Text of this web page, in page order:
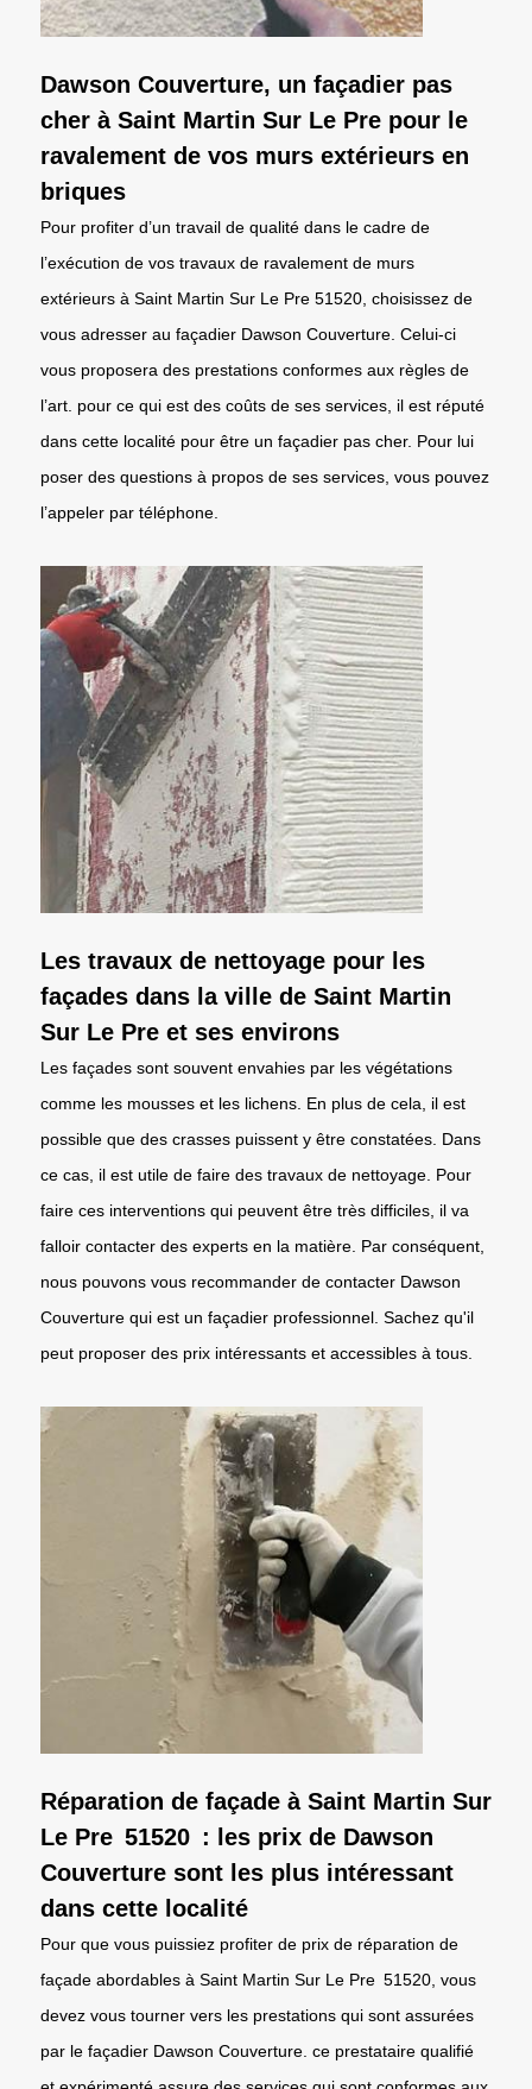
Dawson Couverture, un façadier pas
cher à Saint Martin Sur Le Pre pour le
ravalement de vos murs extérieurs en
briques
Pour profiter d’un travail de qualité dans le cadre de
l’exécution de vos travaux de ravalement de murs
extérieurs à Saint Martin Sur Le Pre 51520, choisissez de
vous adresser au façadier Dawson Couverture. Celui-ci
vous proposera des prestations conformes aux règles de
l’art. pour ce qui est des coûts de ses services, il est réputé
dans cette localité pour être un façadier pas cher. Pour lui
poser des questions à propos de ses services, vous pouvez
l’appeler par téléphone.
Les travaux de nettoyage pour les
façades dans la ville de Saint Martin
Sur Le Pre et ses environs
Les façades sont souvent envahies par les végétations
comme les mousses et les lichens. En plus de cela, il est
possible que des crasses puissent y être constatées. Dans
ce cas, il est utile de faire des travaux de nettoyage. Pour
faire ces interventions qui peuvent être très difficiles, il va
falloir contacter des experts en la matière. Par conséquent,
nous pouvons vous recommander de contacter Dawson
Couverture qui est un façadier professionnel. Sachez qu'il
peut proposer des prix intéressants et accessibles à tous.
Réparation de façade à Saint Martin Sur
Le Pre 51520 : les prix de Dawson
Couverture sont les plus intéressant
dans cette localité
Pour que vous puissiez profiter de prix de réparation de
façade abordables à Saint Martin Sur Le Pre 51520, vous
devez vous tourner vers les prestations qui sont assurées
par le façadier Dawson Couverture. ce prestataire qualifié